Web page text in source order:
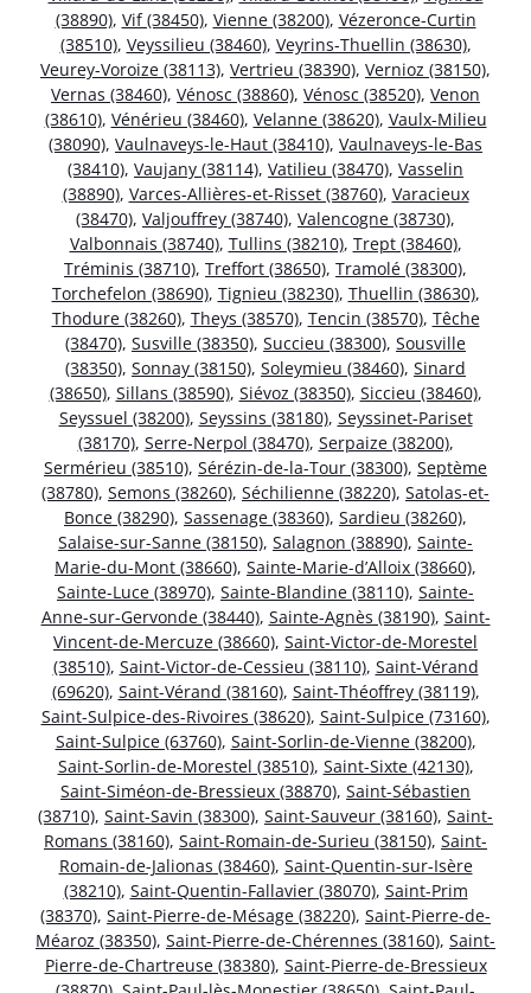
(38890), Vif (38450), Vienne (38200), Vézeronce-Curtin
(38510), Veyssilieu (38460), Veyrins-Thuellin (38630),
Veurey-Voroize (38113), Vertrieu (38390), Vernioz (38150),
Vernas (38460), Vénosc (38860), Vénosc (38520), Venon
(38610), Vénérieu (38460), Velanne (38620), Vaulx-Milieu
(38090), Vaulnaveys-le-Haut (38410), Vaulnaveys-le-Bas
(38410), Vaujany (38114), Vatilieu (38470), Vasselin
(38890), Varces-Allières-et-Risset (38760), Varacieux
(38470), Valjouffrey (38740), Valencogne (38730),
Valbonnais (38740), Tullins (38210), Trept (38460),
Tréminis (38710), Treffort (38650), Tramolé (38300),
Torchefelon (38690), Tignieu (38230), Thuellin (38630),
Thodure (38260), Theys (38570), Tencin (38570), Têche
(38470), Susville (38350), Succieu (38300), Sousville
(38350), Sonnay (38150), Soleymieu (38460), Sinard
(38650), Sillans (38590), Siévoz (38350), Siccieu (38460),
Seyssuel (38200), Seyssins (38180), Seyssinet-Pariset
(38170), Serre-Nerpol (38470), Serpaize (38200),
Sermérieu (38510), Sérézin-de-la-Tour (38300), Septème
(38780), Semons (38260), Séchilienne (38220), Satolas-et-
Bonce (38290), Sassenage (38360), Sardieu (38260),
Salaise-sur-Sanne (38150), Salagnon (38890), Sainte-
Marie-du-Mont (38660), Sainte-Marie-d’Alloix (38660),
Sainte-Luce (38970), Sainte-Blandine (38110), Sainte-
Anne-sur-Gervonde (38440), Sainte-Agnès (38190), Saint-
Vincent-de-Mercuze (38660), Saint-Victor-de-Morestel
(38510), Saint-Victor-de-Cessieu (38110), Saint-Vérand
(69620), Saint-Vérand (38160), Saint-Théoffrey (38119),
Saint-Sulpice-des-Rivoires (38620), Saint-Sulpice (73160),
Saint-Sulpice (63760), Saint-Sorlin-de-Vienne (38200),
Saint-Sorlin-de-Morestel (38510), Saint-Sixte (42130),
Saint-Siméon-de-Bressieux (38870), Saint-Sébastien
(38710), Saint-Savin (38300), Saint-Sauveur (38160), Saint-
Romans (38160), Saint-Romain-de-Surieu (38150), Saint-
Romain-de-Jalionas (38460), Saint-Quentin-sur-Isère
(38210), Saint-Quentin-Fallavier (38070), Saint-Prim
(38370), Saint-Pierre-de-Mésage (38220), Saint-Pierre-de-
Méaroz (38350), Saint-Pierre-de-Chérennes (38160), Saint-
Pierre-de-Chartreuse (38380), Saint-Pierre-de-Bressieux